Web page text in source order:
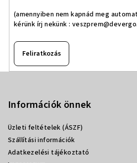
(amennyiben nem kapnád meg
kérünk írj nekünk :
Feliratkozás
Információk önnek
Üzleti feltételek (ÁSZF)
Szállítási információk
Adatkezelési tájékoztató